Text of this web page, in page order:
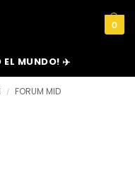
0
EL MUNDO! ✈️
/ FORUM MID